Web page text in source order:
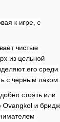
к игре, с
чистые
из цельной
его среди
с черным лаком.
стоять или
Ovangkol и бридж